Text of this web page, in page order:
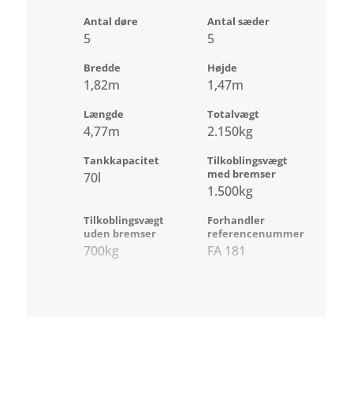
Antal døre
5
Antal sæder
5
Bredde
1,82m
Højde
1,47m
Længde
4,77m
Totalvægt
2.150kg
Tankkapacitet
70l
Tilkoblingsvægt
med bremser
1.500kg
Tilkoblingsvægt
uden bremser
700kg
Forhandler
referencenummer
FA 181